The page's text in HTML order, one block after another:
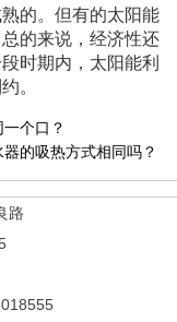
的。但有的太阳能
的来说，经济性还
时期内，太阳能利
。
个口？
的吸热方式相同吗？
路